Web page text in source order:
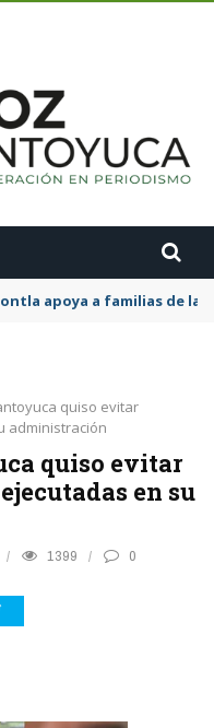
apoya a familias de la
quiso evitar
administración
quiso evitar
en su
1399 0